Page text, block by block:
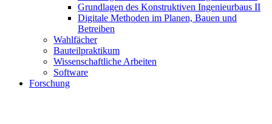
Grundlagen des Konstruktiven Ingenieurbaus II
Digitale Methoden im Planen, Bauen und
Betreiben
Wahlfächer
Bauteilpraktikum
Wissenschaftliche Arbeiten
Software
Forschung